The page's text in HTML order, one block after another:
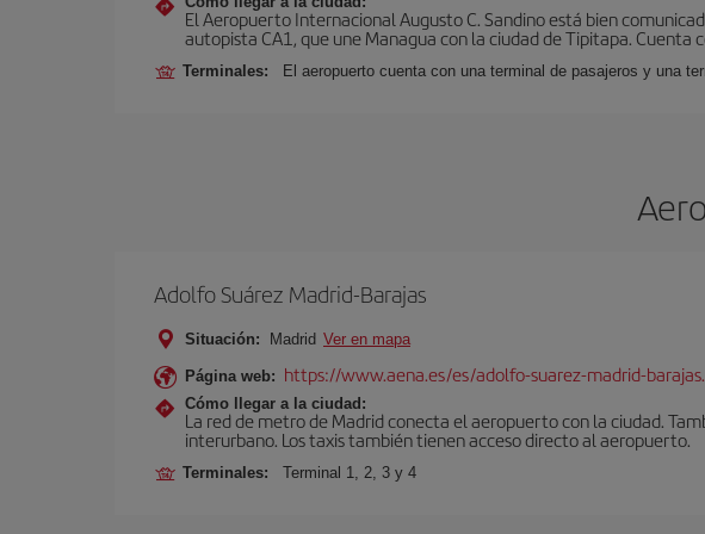
El Aeropuerto Internacional Augusto C. Sandino está bien
autopista CA1, que une Managua con la ciudad de Tipitapa. Cuenta
Terminales: El aeropuerto cuenta con una terminal de pasajeros y una
Adolfo Suárez Madrid-Barajas
Situación: Madrid Ver en mapa
Página web: https://www.aena.es/es/adolfo-suarez-madrid-
Cómo llegar a la ciudad:
La red de metro de Madrid conecta el aeropuerto con la ciudad.
interurbano. Los taxis también tienen acceso directo al aeropuerto.
Terminales: Terminal 1, 2, 3 y 4